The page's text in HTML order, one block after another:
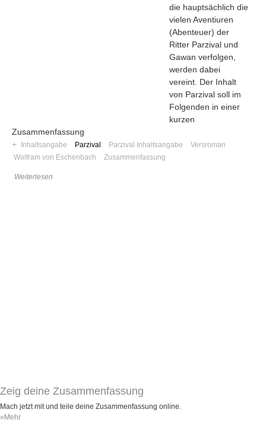
Navigation
die hauptsächlich die
vielen Aventiuren
(Abenteuer) der
Ritter Parzival und
Gawan verfolgen,
werden dabei
vereint. Der Inhalt
von Parzival soll im
Folgenden in einer
kurzen
Zusammenfassung
+
Inhaltsangabe Parzival Parzival Inhaltsangabe
Versroman
Wolfram von Eschenbach
Zusammenfassung
Weiterlesen
Zeig deine Zusammenfassung
Mach jetzt mit und teile deine Zusammenfassung online.
»Mehr